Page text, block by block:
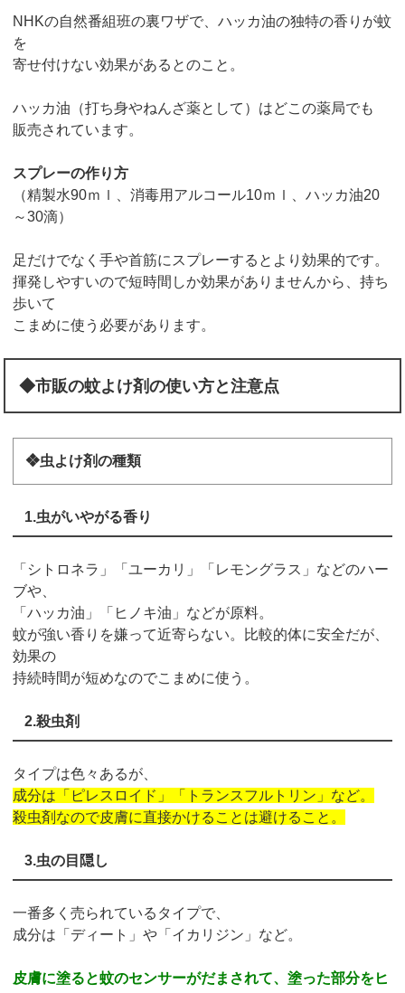
NHKの自然番組班の裏ワザで、ハッカ油の独特の香りが蚊
を
寄せ付けない効果があるとのこと。
ハッカ油（打ち身やねんざ薬として）はどこの薬局でも
販売されています。
スプレーの作り方
（精製水90ｍｌ、消毒用アルコール10ｍｌ、ハッカ油20
～30滴）
足だけでなく手や首筋にスプレーするとより効果的です。
揮発しやすいので短時間しか効果がありませんから、持ち
歩いて
こまめに使う必要があります。
◆市販の蚊よけ剤の使い方と注意点
❖虫よけ剤の種類
1.虫がいやがる香り
「シトロネラ」「ユーカリ」「レモングラス」などのハー
ブや、
「ハッカ油」「ヒノキ油」などが原料。
蚊が強い香りを嫌って近寄らない。比較的体に安全だが、
効果の
持続時間が短めなのでこまめに使う。
2.殺虫剤
タイプは色々あるが、
成分は「ピレスロイド」「トランスフルトリン」など。
殺虫剤なので皮膚に直接かけることは避けること。
3.虫の目隠し
一番多く売られているタイプで、
成分は「ディート」や「イカリジン」など。
皮膚に塗ると蚊のセンサーがだまされて、塗った部分をヒ